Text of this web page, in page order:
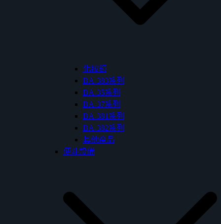
化妝鏡
BA-383系列
BA-35系列
BA-37系列
BA-381系列
BA-382系列
其他產品
便斗設備